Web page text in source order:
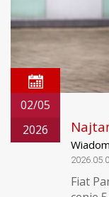
02/05
2026
Fiat